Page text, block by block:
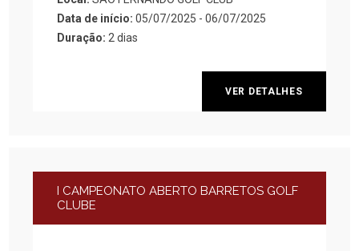
Data de início:05/07/2025 - 06/07/2025
Duração: 2 dias
VER DETALHES
I CAMPEONATO ABERTO BARRETOS GOLF
CLUBE